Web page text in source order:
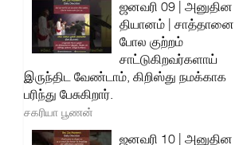
ஜனவரி 09 | அனுதின
தியானம் | சாத்தானை
போல குற்றம்
சாட்டுகிறவர்களாய்
இருந்திட வேண்டாம், கிறிஸ்து நமக்காக
பரிந்து பேசுகிறார்.
சகரியா பூணன்
ஜனவரி 10 | அனுதின